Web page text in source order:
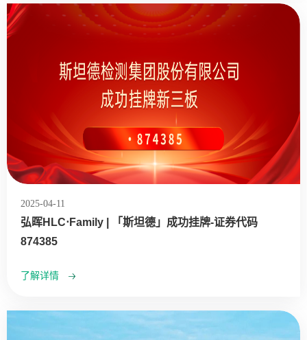
2025-04-11
弘晖HLC⋅Family | 「斯坦德」成功挂牌-证券代码
874385
了解详情